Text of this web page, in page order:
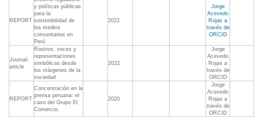
REPORT
y políticas públicas
para la
sostenibilidad de
los medios
comunitarios en
Perú
2022
Jorge
Acevedo
Rojas a
través de
ORCID
Journal-
article
Rostros, voces y
representaciones
simbólicas desde
los márgenes de la
sociedad
2022
Jorge
Acevedo
Rojas a
través de
ORCID
REPORT
Concentración en la
prensa peruana: el
caso del Grupo El
Comercio.
2020
Jorge
Acevedo
Rojas a
través de
ORCID